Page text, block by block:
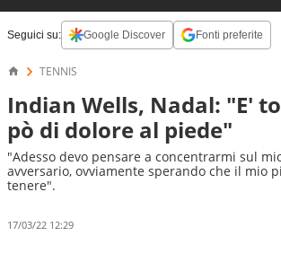
Seguici su: Google Discover Fonti preferite
TENNIS
Indian Wells, Nadal: "E'
pò di dolore al piede"
"Adesso devo pensare a concentrarmi sul
avversario, ovviamente sperando che il mio
tenere".
17/03/22 12:29